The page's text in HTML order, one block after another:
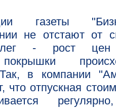
газеты
не отстают от
- рост
в компании
что отпускная